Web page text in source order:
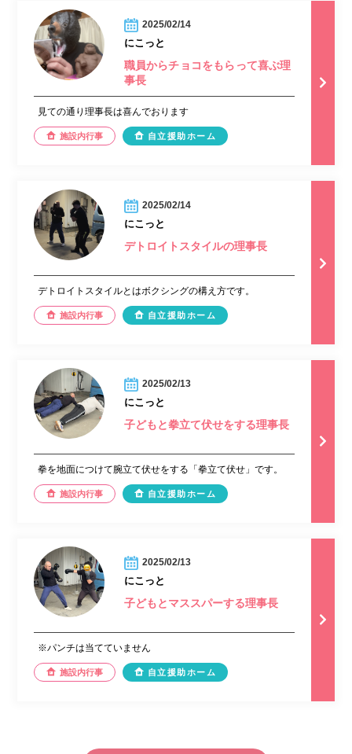
2025/02/14
にこっと
職員からチョコをもらって喜ぶ理
事長
見ての通り理事長は喜んでおります
施設内行事 自立援助ホーム
2025/02/14
にこっと
デトロイトスタイルの理事長
デトロイトスタイルとはボクシングの構え方です。
施設内行事 自立援助ホーム
2025/02/13
にこっと
子どもと拳立て伏せをする理事長
拳を地面につけて腕立て伏せをする「拳立て伏せ」です。
施設内行事 自立援助ホーム
2025/02/13
にこっと
子どもとマススパーする理事長
※パンチは当てていません
施設内行事 自立援助ホーム